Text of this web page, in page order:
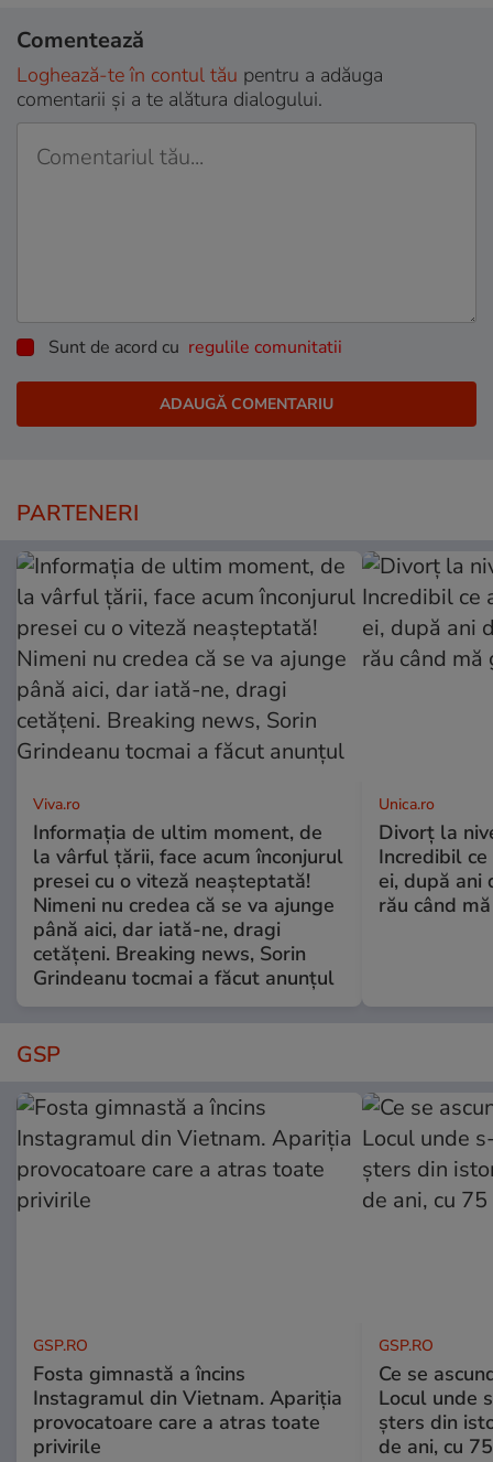
Comentează
Loghează-te în contul tău pentru a adăuga
comentarii și a te alătura dialogului.
Sunt de acord cu regulile comunitatii
PARTENERI
Viva.ro
Informația de ultim moment, de
la vârful țării, face acum înconjurul
presei cu o viteză neașteptată!
Nimeni nu credea că se va ajunge
până aici, dar iată-ne, dragi
cetățeni. Breaking news, Sorin
Grindeanu tocmai a făcut anunțul
Unica.ro
Divorț la
Incredibil
ei, după ani
rău când
GSP
GSP.RO
Fosta gimnastă a încins
Instagramul din Vietnam. Apariția
provocatoare care a atras toate
privirile
GSP.RO
Ce se
Locul unde
șters din
de ani, cu